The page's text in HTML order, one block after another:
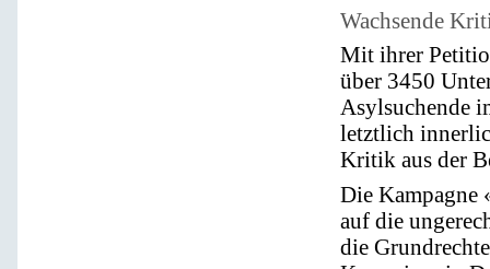
Wachsende
Mit ihrer
über 3450
Asylsuchende
letztlich
Kritik aus der
Die Kampagne
auf die
die